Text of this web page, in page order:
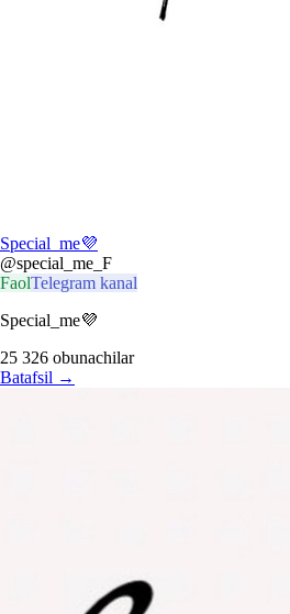
Special_me💜
@special_me_F
FaolTelegram kanal
Special_me💜
25 326 obunachilar
Batafsil →